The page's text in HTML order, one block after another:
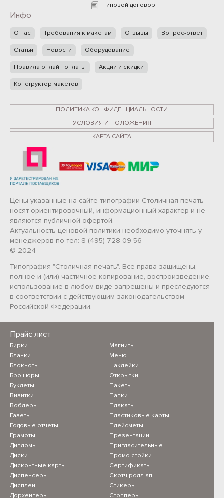
Прайс лист
Бирки
Бланки
Блокноты
Брошюры
Буклеты
Визитки
Воблеры
Газеты
Годовые отчеты
Грамоты
Дипломы
Диски
Дисконтные карты
Диспенсеры
Дисплеи
Дорхенгеры
Магниты
Меню
Наклейки
Открытки
Пакеты
Папки
Плакаты
Пластиковые карты
Плейсметы
Презентации
Пригласительные
Промо стойки
Сертификаты
Скотч ролл ап
Стикеры
Стопперы
Типовой договор
Инфо
О нас Требования к макетам Отзывы Вопрос-ответ
Статьи Новости Оборудование
Правила онлайн оплаты Акции и скидки
Конструктор макетов
ПОЛИТИКА КОНФИДЕНЦИАЛЬНОСТИ
УСЛОВИЯ И ПОЛОЖЕНИЯ
КАРТА САЙТА
Цены указанные на сайте типографии Столичная печать
носят ориентировочный, информационный характер и не
являются публичной офертой.
Актуальность ценовой политики необходимо уточнять у
менеджеров по тел: 8 (495) 728-09-56
© 2024
Типография "Столичная печать". Все права защищены,
полное и (или) частичное копирование, воспроизведение,
использование в любом виде запрещены и преследуются
в соответствии с действующим законодательством
Российской Федерации.